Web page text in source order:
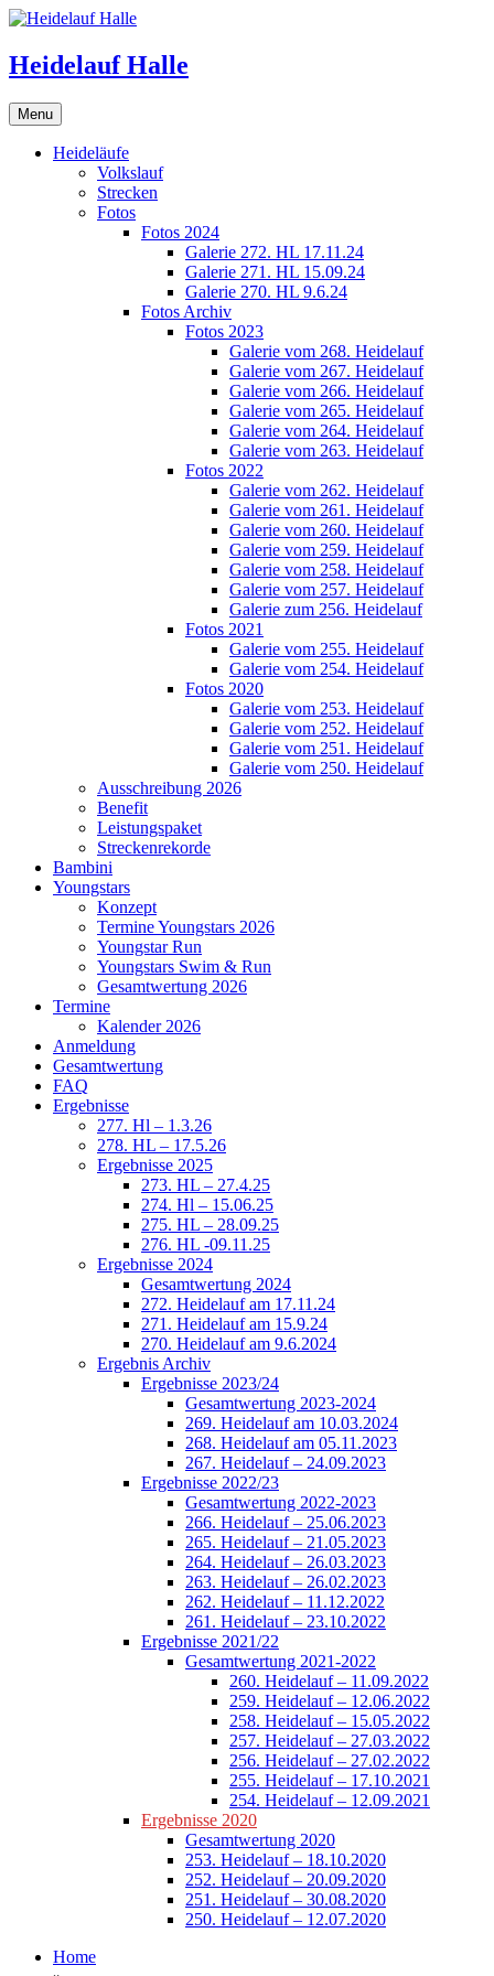
Skip
content
Heidelauf Halle
Menu
Heideläufe
Volkslauf
Strecken
Fotos
Fotos 2024
Galerie 272. HL 17.11.24
Galerie 271. HL 15.09.24
Galerie 270. HL 9.6.24
Fotos Archiv
Fotos 2023
Galerie vom 268. Heidelauf
Galerie vom 267. Heidelauf
Galerie vom 266. Heidelauf
Galerie vom 265. Heidelauf
Galerie vom 264. Heidelauf
Galerie vom 263. Heidelauf
Fotos 2022
Galerie vom 262. Heidelauf
Galerie vom 261. Heidelauf
Galerie vom 260. Heidelauf
Galerie vom 259. Heidelauf
Galerie vom 258. Heidelauf
Galerie vom 257. Heidelauf
Galerie zum 256. Heidelauf
Fotos 2021
Galerie vom 255. Heidelauf
Galerie vom 254. Heidelauf
Fotos 2020
Galerie vom 253. Heidelauf
Galerie vom 252. Heidelauf
Galerie vom 251. Heidelauf
Galerie vom 250. Heidelauf
Ausschreibung 2026
Benefit
Leistungspaket
Streckenrekorde
Bambini
Youngstars
Konzept
Termine Youngstars 2026
Youngstar Run
Youngstars Swim & Run
Gesamtwertung 2026
Termine
Kalender 2026
Anmeldung
Gesamtwertung
FAQ
Ergebnisse
277. Hl – 1.3.26
278. HL – 17.5.26
Ergebnisse 2025
273. HL – 27.4.25
274. Hl – 15.06.25
275. HL – 28.09.25
276. HL -09.11.25
Ergebnisse 2024
Gesamtwertung 2024
272. Heidelauf am 17.11.24
271. Heidelauf am 15.9.24
270. Heidelauf am 9.6.2024
Ergebnis Archiv
Ergebnisse 2023/24
Gesamtwertung 2023-2024
269. Heidelauf am 10.03.2024
268. Heidelauf am 05.11.2023
267. Heidelauf – 24.09.2023
Ergebnisse 2022/23
Gesamtwertung 2022-2023
266. Heidelauf – 25.06.2023
265. Heidelauf – 21.05.2023
264. Heidelauf – 26.03.2023
263. Heidelauf – 26.02.2023
262. Heidelauf – 11.12.2022
261. Heidelauf – 23.10.2022
Ergebnisse 2021/22
Gesamtwertung 2021-2022
260. Heidelauf – 11.09.2022
259. Heidelauf – 12.06.2022
258. Heidelauf – 15.05.2022
257. Heidelauf – 27.03.2022
256. Heidelauf – 27.02.2022
255. Heidelauf – 17.10.2021
254. Heidelauf – 12.09.2021
Ergebnisse 2020
Gesamtwertung 2020
253. Heidelauf – 18.10.2020
252. Heidelauf – 20.09.2020
251. Heidelauf – 30.08.2020
250. Heidelauf – 12.07.2020
Home